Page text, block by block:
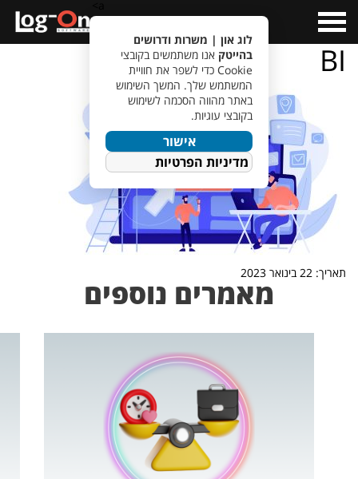
Menu
BI
תאריך: 22 בינואר 2023
מאמרים נוספים
לוג און | משרות ודרושים
בהייטק אנו משתמשים בקובצי
Cookie כדי לשפר את חוויית
המשתמש שלך. המשך השימוש
באתר מהווה הסכמה לשימוש
בקובצי עוגיות.
אישור
מדיניות הפרטיות